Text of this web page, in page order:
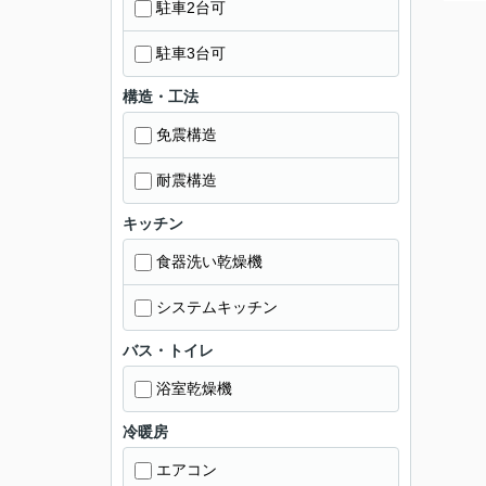
駐車2台可
駐車3台可
構造・工法
免震構造
耐震構造
キッチン
食器洗い乾燥機
システムキッチン
バス・トイレ
浴室乾燥機
冷暖房
エアコン